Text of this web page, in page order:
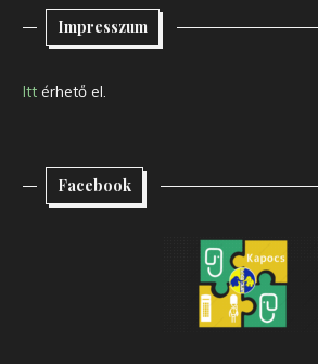
Impresszum
Itt érhető el.
Facebook